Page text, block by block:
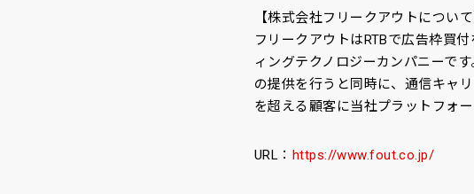
【株式会社フリークアウトについて
フリークアウトはRTBで広告枠買
ィングテクノロジーカンパニーで
の提供を行うと同時に、通信キャ
を超える顧客に当社プラットフォ
URL： https://www.fout.co.jp/